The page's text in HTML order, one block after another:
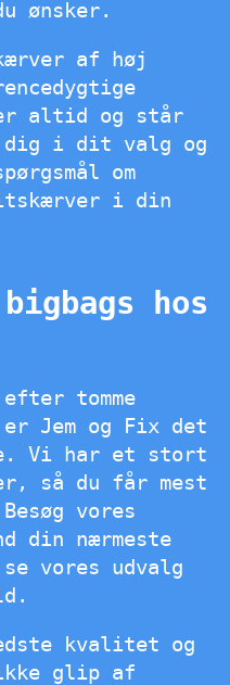
ønsker.
af høj
altid og står
i dit valg og
om
i din
hos
tomme
Jem og Fix det
Vi har et stort
så du får mest
vores
din nærmeste
vores udvalg
kvalitet og
glip af